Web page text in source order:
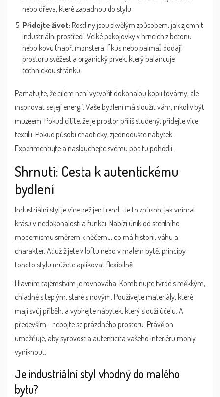
nebo dřeva, které zapadnou do stylu.
Přidejte život: Rostliny jsou skvělým způsobem, jak zjemnit
industriální prostředí. Velké pokojovky v hrncích z betonu
nebo kovu (např. monstera, fikus nebo palma) dodají
prostoru svěžest a organický prvek, který balancuje
technickou stránku.
Pamatujte, že cílem není vytvořit dokonalou kopii továrny, ale
inspirovat se její energií. Vaše bydlení má sloužit vám, nikoliv být
muzeem. Pokud cítíte, že je prostor příliš studený, přidejte více
textilií. Pokud působí chaoticky, zjednodušte nábytek.
Experimentujte a naslouchejte svému pocitu pohodlí.
Shrnutí: Cesta k autentickému
bydlení
Industriální styl je více než jen trend. Je to způsob, jak vnímat
krásu v nedokonalosti a funkci. Nabízí únik od sterilního
modernismu směrem k něčemu, co má historii, váhu a
charakter. Ať už žijete v loftu nebo v malém bytě, principy
tohoto stylu můžete aplikovat flexibilně.
Hlavním tajemstvím je rovnováha. Kombinujte tvrdé s měkkým,
chladné s teplým, staré s novým. Používejte materiály, které
mají svůj příběh, a vybírejte nábytek, který slouží účelu. A
především - nebojte se prázdného prostoru. Právě on
umožňuje, aby syrovost a autenticita vašeho interiéru mohly
vyniknout.
Je industriální styl vhodný do malého
bytu?